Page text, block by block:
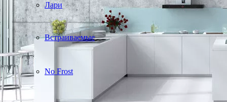
Лари
Встраиваемые
No Frost